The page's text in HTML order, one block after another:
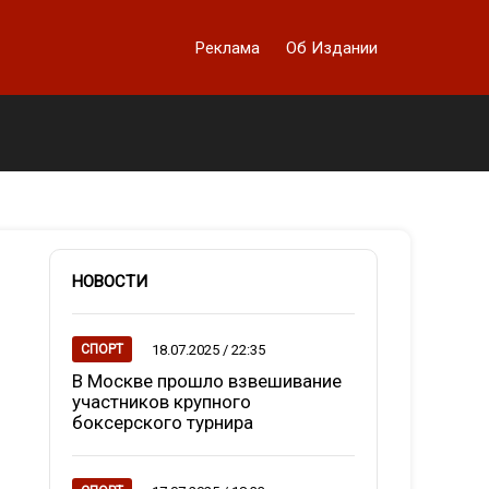
Реклама Об Издании
НОВОСТИ
СПОРТ 18.07.2025 / 22:35
В Москве прошло взвешивание
участников крупного
боксерского турнира